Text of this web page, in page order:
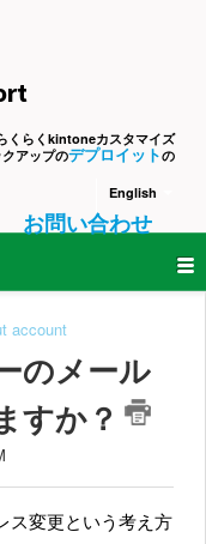
くらくkintoneカスタマイズ
アップのデプロイットの
English
お問い合わせ
account
のメール
すか？
ス変更という考え方